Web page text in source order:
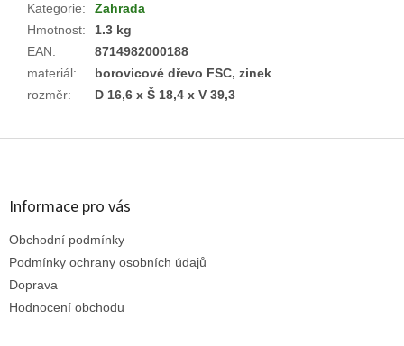
Kategorie:
Zahrada
Hmotnost:
1.3 kg
EAN:
8714982000188
materiál:
borovicové dřevo FSC, zinek
rozměr: D 16,6 x Š 18,4 x V 39,3
Z
Informace pro vás
Obchodní podmínky
Podmínky ochrany osobních údajů
Doprava
Hodnocení obchodu